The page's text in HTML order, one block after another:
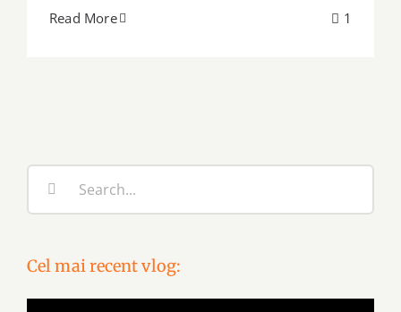
Read More 1
Cel mai recent vlog: